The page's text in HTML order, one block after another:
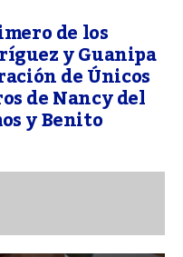
de los
y Guanipa
de Únicos
de Nancy del
y Benito